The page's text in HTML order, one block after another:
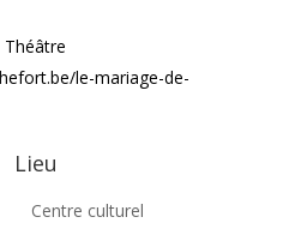
Théâtre
le-mariage-de-
Lieu
Centre culturel